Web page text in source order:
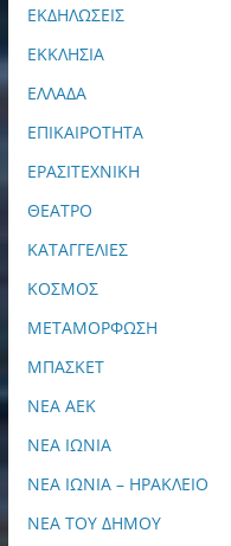
ΕΚΔΗΛΩΣΕΙΣ
ΕΚΚΛΗΣΙΑ
ΕΛΛΑΔΑ
ΕΠΙΚΑΙΡΟΤΗΤΑ
ΕΡΑΣΙΤΕΧΝΙΚΗ
ΘΕΑΤΡΟ
ΚΑΤΑΓΓΕΛΙΕΣ
ΚΟΣΜΟΣ
ΜΕΤΑΜΟΡΦΩΣΗ
ΜΠΑΣΚΕΤ
ΝΕΑ ΑΕΚ
ΝΕΑ ΙΩΝΙΑ
ΝΕΑ ΙΩΝΙΑ – ΗΡΑΚΛΕΙΟ
ΝΕΑ ΤΟΥ ΔΗΜΟΥ